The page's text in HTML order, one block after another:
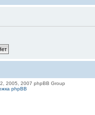
2005, 2007 phpBB Group
phpBB